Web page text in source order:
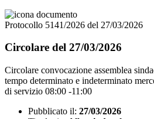
Protocollo 5141/2026 del 27/03/2026
Circolare del 27/03/2026
Circolare convocazione assemblea
tempo determinato e indeterminato
di servizio 08:00 -11:00
Pubblicato il: 27/03/2026